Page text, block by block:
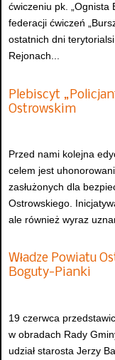
ćwiczeniu pk. „Ognista
federacji ćwiczeń
ostatnich dni terytorialsi
Rejonach...
Plebiscyt
Ostrowskim
Przed nami kolejna
celem jest
zasłużonych dla
Ostrowskiego.
ale również wyraz
Władze Powiatu
Boguty-Pianki
19 czerwca
w obradach Rady
udział starosta Jerzy